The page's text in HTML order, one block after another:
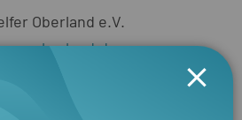
Oberland e.V.
oberland.de